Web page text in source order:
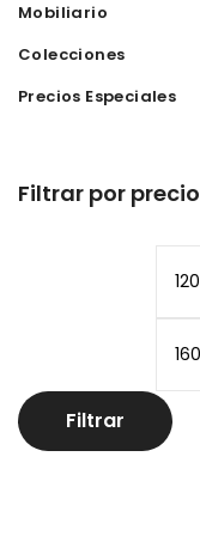
Mobiliario
Colecciones
Precios Especiales
Filtrar por precio
Filtrar